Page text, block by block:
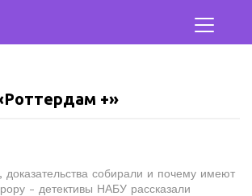
+»
доказательства собирали и почему имеют
- детективы НАБУ рассказали